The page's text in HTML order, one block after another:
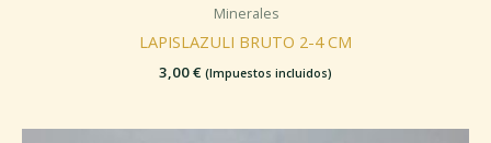
Minerales
LAPISLAZULI BRUTO 2-4 CM
3,00€ (Impuestos incluidos)